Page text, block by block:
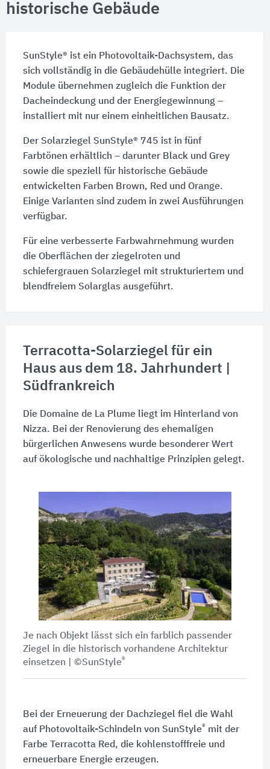
historische Gebäude
SunStyle® ist ein Photovoltaik-Dachsystem, das
sich vollständig in die Gebäudehülle integriert. Die
Module übernehmen zugleich die Funktion der
Dacheindeckung und der Energiegewinnung –
installiert mit nur einem einheitlichen Bausatz.
Der Solarziegel SunStyle® 745 ist in fünf
Farbtönen erhältlich – darunter Black und Grey
sowie die speziell für historische Gebäude
entwickelten Farben Brown, Red und Orange.
Einige Varianten sind zudem in zwei Ausführungen
verfügbar.
Für eine verbesserte Farbwahrnehmung wurden
die Oberflächen der ziegelroten und
schiefergrauen Solarziegel mit strukturiertem und
blendfreiem Solarglas ausgeführt.
Terracotta-Solarziegel für ein
Haus aus dem 18. Jahrhundert |
Südfrankreich
Die Domaine de La Plume liegt im Hinterland von
Nizza. Bei der Renovierung des ehemaligen
bürgerlichen Anwesens wurde besonderer Wert
auf ökologische und nachhaltige Prinzipien gelegt.
Je nach Objekt lässt sich ein farblich passender
Ziegel in die historisch vorhandene Architektur
einsetzen | ©SunStyle®
Bei der Erneuerung der Dachziegel fiel die Wahl
auf Photovoltaik-Schindeln von SunStyle® mit der
Farbe Terracotta Red, die kohlenstofffreie und
erneuerbare Energie erzeugen.